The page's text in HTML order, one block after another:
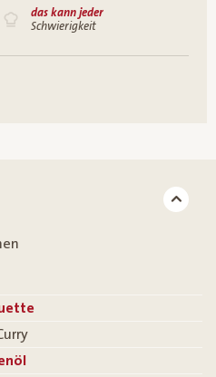
das kann jeder
Schwierigkeit